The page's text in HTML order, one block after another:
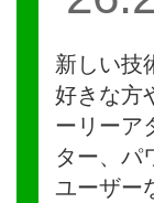
新しい技
好きな方
ーリーア
ター、パ
ユーザー